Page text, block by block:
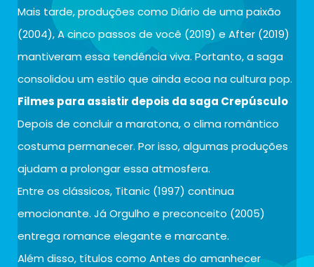
Mais tarde, produções como Diário de uma paixão
(2004), A cinco passos de você (2019) e After (2019)
mantiveram essa tendência viva. Portanto, a saga
consolidou um estilo que ainda ecoa na cultura pop.
Filmes para assistir depois da saga Crepúsculo
Depois de concluir a maratona, o clima romântico
costuma permanecer. Por isso, algumas produções
ajudam a prolongar essa atmosfera.
Entre os clássicos, Titanic (1997) continua
emocionante. Já Orgulho e preconceito (2005)
entrega romance elegante e marcante.
Além disso, títulos como Antes do amanhecer